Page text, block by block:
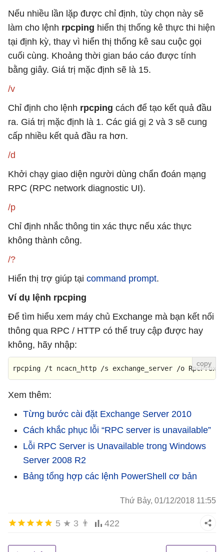
Nếu nhiều lần lặp được chỉ định, tùy chọn này sẽ
làm cho lệnh rpcping hiển thị thống kê thực thi hiện
tại định kỳ, thay vì hiển thị thống kê sau cuộc gọi
cuối cùng. Khoảng thời gian báo cáo được tính
bằng giây. Giá trị mặc định sẽ là 15.
/v
Chỉ định cho lệnh rpcping cách để tạo kết quả đầu
ra. Giá trị mặc định là 1. Các giá gị 2 và 3 sẽ cung
cấp nhiều kết quả đầu ra hơn.
/d
Khởi chạy giao diện người dùng chẩn đoán mạng
RPC (RPC network diagnostic UI).
/p
Chỉ định nhắc thông tin xác thực nếu xác thực
không thành công.
/?
Hiển thị trợ giúp tại command prompt.
Ví dụ lệnh rpcping
Để tìm hiểu xem máy chủ Exchange mà bạn kết nối
thông qua RPC / HTTP có thể truy cập được hay
không, hãy nhập:
rpcping /t ncacn_http /s exchange_server /o
Xem thêm:
Từng bước cài đặt Exchange Server 2010
Cách khắc phục lỗi “RPC server is unavailable”
Lỗi RPC Server is Unavailable trong Windows
Server 2008 R2
Bảng tổng hợp các lệnh PowerShell cơ bản
Thứ Bảy, 01/12/2018 11:55
5 ★ 3 👨 422